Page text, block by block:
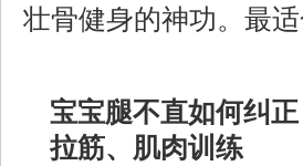
壮骨健身的神功。最适
宝宝腿不直如何纠正
拉筋、肌肉训练